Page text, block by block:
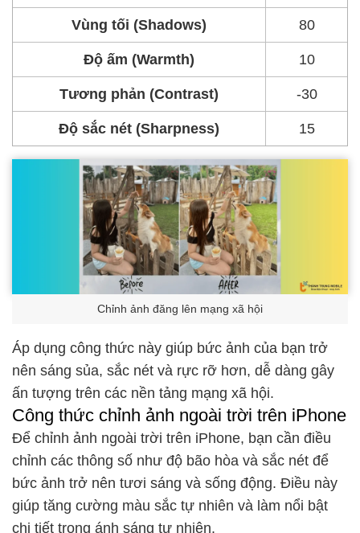
Vùng tối (Shadows) 80
Độ ấm (Warmth) 10
Tương phản (Contrast) -30
Độ sắc nét (Sharpness) 15
Chỉnh ảnh đăng lên mạng xã hội
Áp dụng công thức này giúp bức ảnh của bạn trở
nên sáng sủa, sắc nét và rực rỡ hơn, dễ dàng gây
ấn tượng trên các nền tảng mạng xã hội.
Công thức chỉnh ảnh ngoài trời trên iPhone
Để chỉnh ảnh ngoài trời trên iPhone, bạn cần điều
chỉnh các thông số như độ bão hòa và sắc nét để
bức ảnh trở nên tươi sáng và sống động. Điều này
giúp tăng cường màu sắc tự nhiên và làm nổi bật
chi tiết trong ánh sáng tự nhiên.